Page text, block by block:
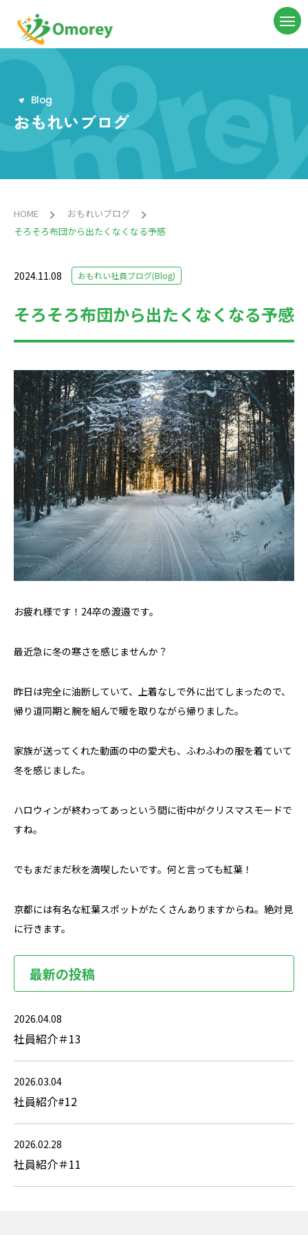
Blog
おもれいブログ
HOME
おもれいブログ
そろそろ布団から出たくなくなる予感
2024.11.08 おもれい社員ブログ(Blog)
そろそろ布団から出たくなくなる予感
お疲れ様です！24卒の渡邉です。
最近急に冬の寒さを感じませんか？
昨日は完全に油断していて、上着なしで外に出てしまったので、
帰り道同期と腕を組んで暖を取りながら帰りました。
家族が送ってくれた動画の中の愛犬も、ふわふわの服を着ていて
冬を感じました。
ハロウィンが終わってあっという間に街中がクリスマスモードで
すね。
でもまだまだ秋を満喫したいです。何と言っても紅葉！
京都には有名な紅葉スポットがたくさんありますからね。絶対見
に行きます。
最新の投稿
2026.04.08
社員紹介＃13
2026.03.04
社員紹介#12
2026.02.28
社員紹介＃11